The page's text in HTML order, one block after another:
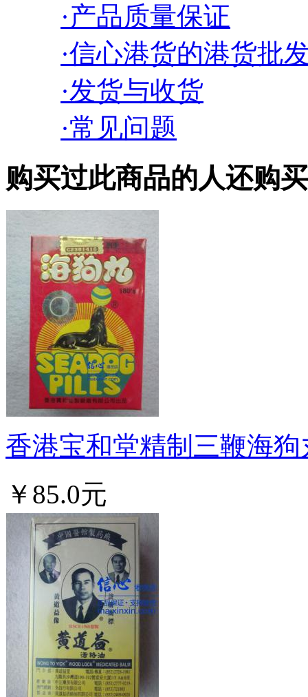
·产品质量保证
·信心港货的港货批
·发货与收货
·常见问题
购买过此商品的人还购
香港宝和堂精制三鞭海狗
￥85.0元